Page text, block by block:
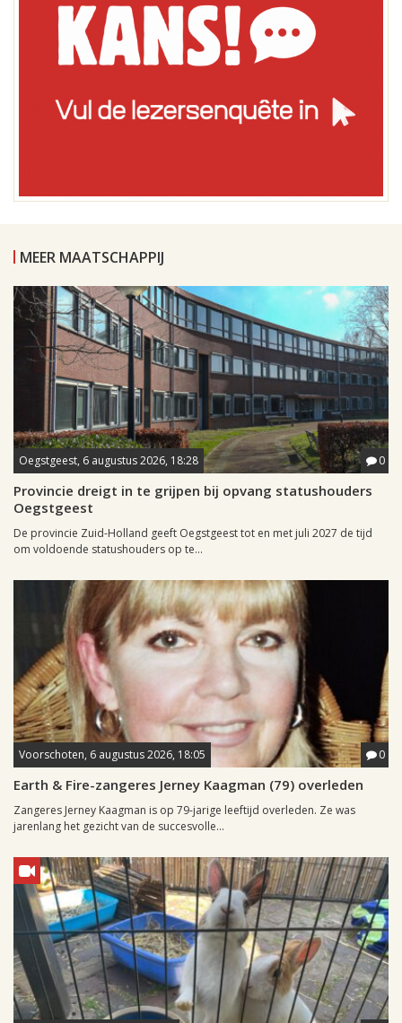
MEER MAATSCHAPPIJ
Oegstgeest, 6 augustus 2026, 18:28 0
Provincie dreigt in te grijpen bij opvang statushouders
Oegstgeest
De provincie Zuid-Holland geeft Oegstgeest tot en met juli 2027 de tijd
om voldoende statushouders op te...
Voorschoten, 6 augustus 2026, 18:05 0
Earth & Fire-zangeres Jerney Kaagman (79) overleden
Zangeres Jerney Kaagman is op 79-jarige leeftijd overleden. Ze was
jarenlang het gezicht van de succesvolle...